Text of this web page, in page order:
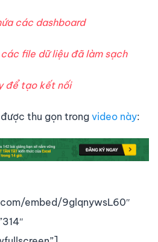
các dashboard
file dữ liệu đã làm sạch
để tạo kết nối
thu gọn trong video này:
embed/9glqnywsL60″